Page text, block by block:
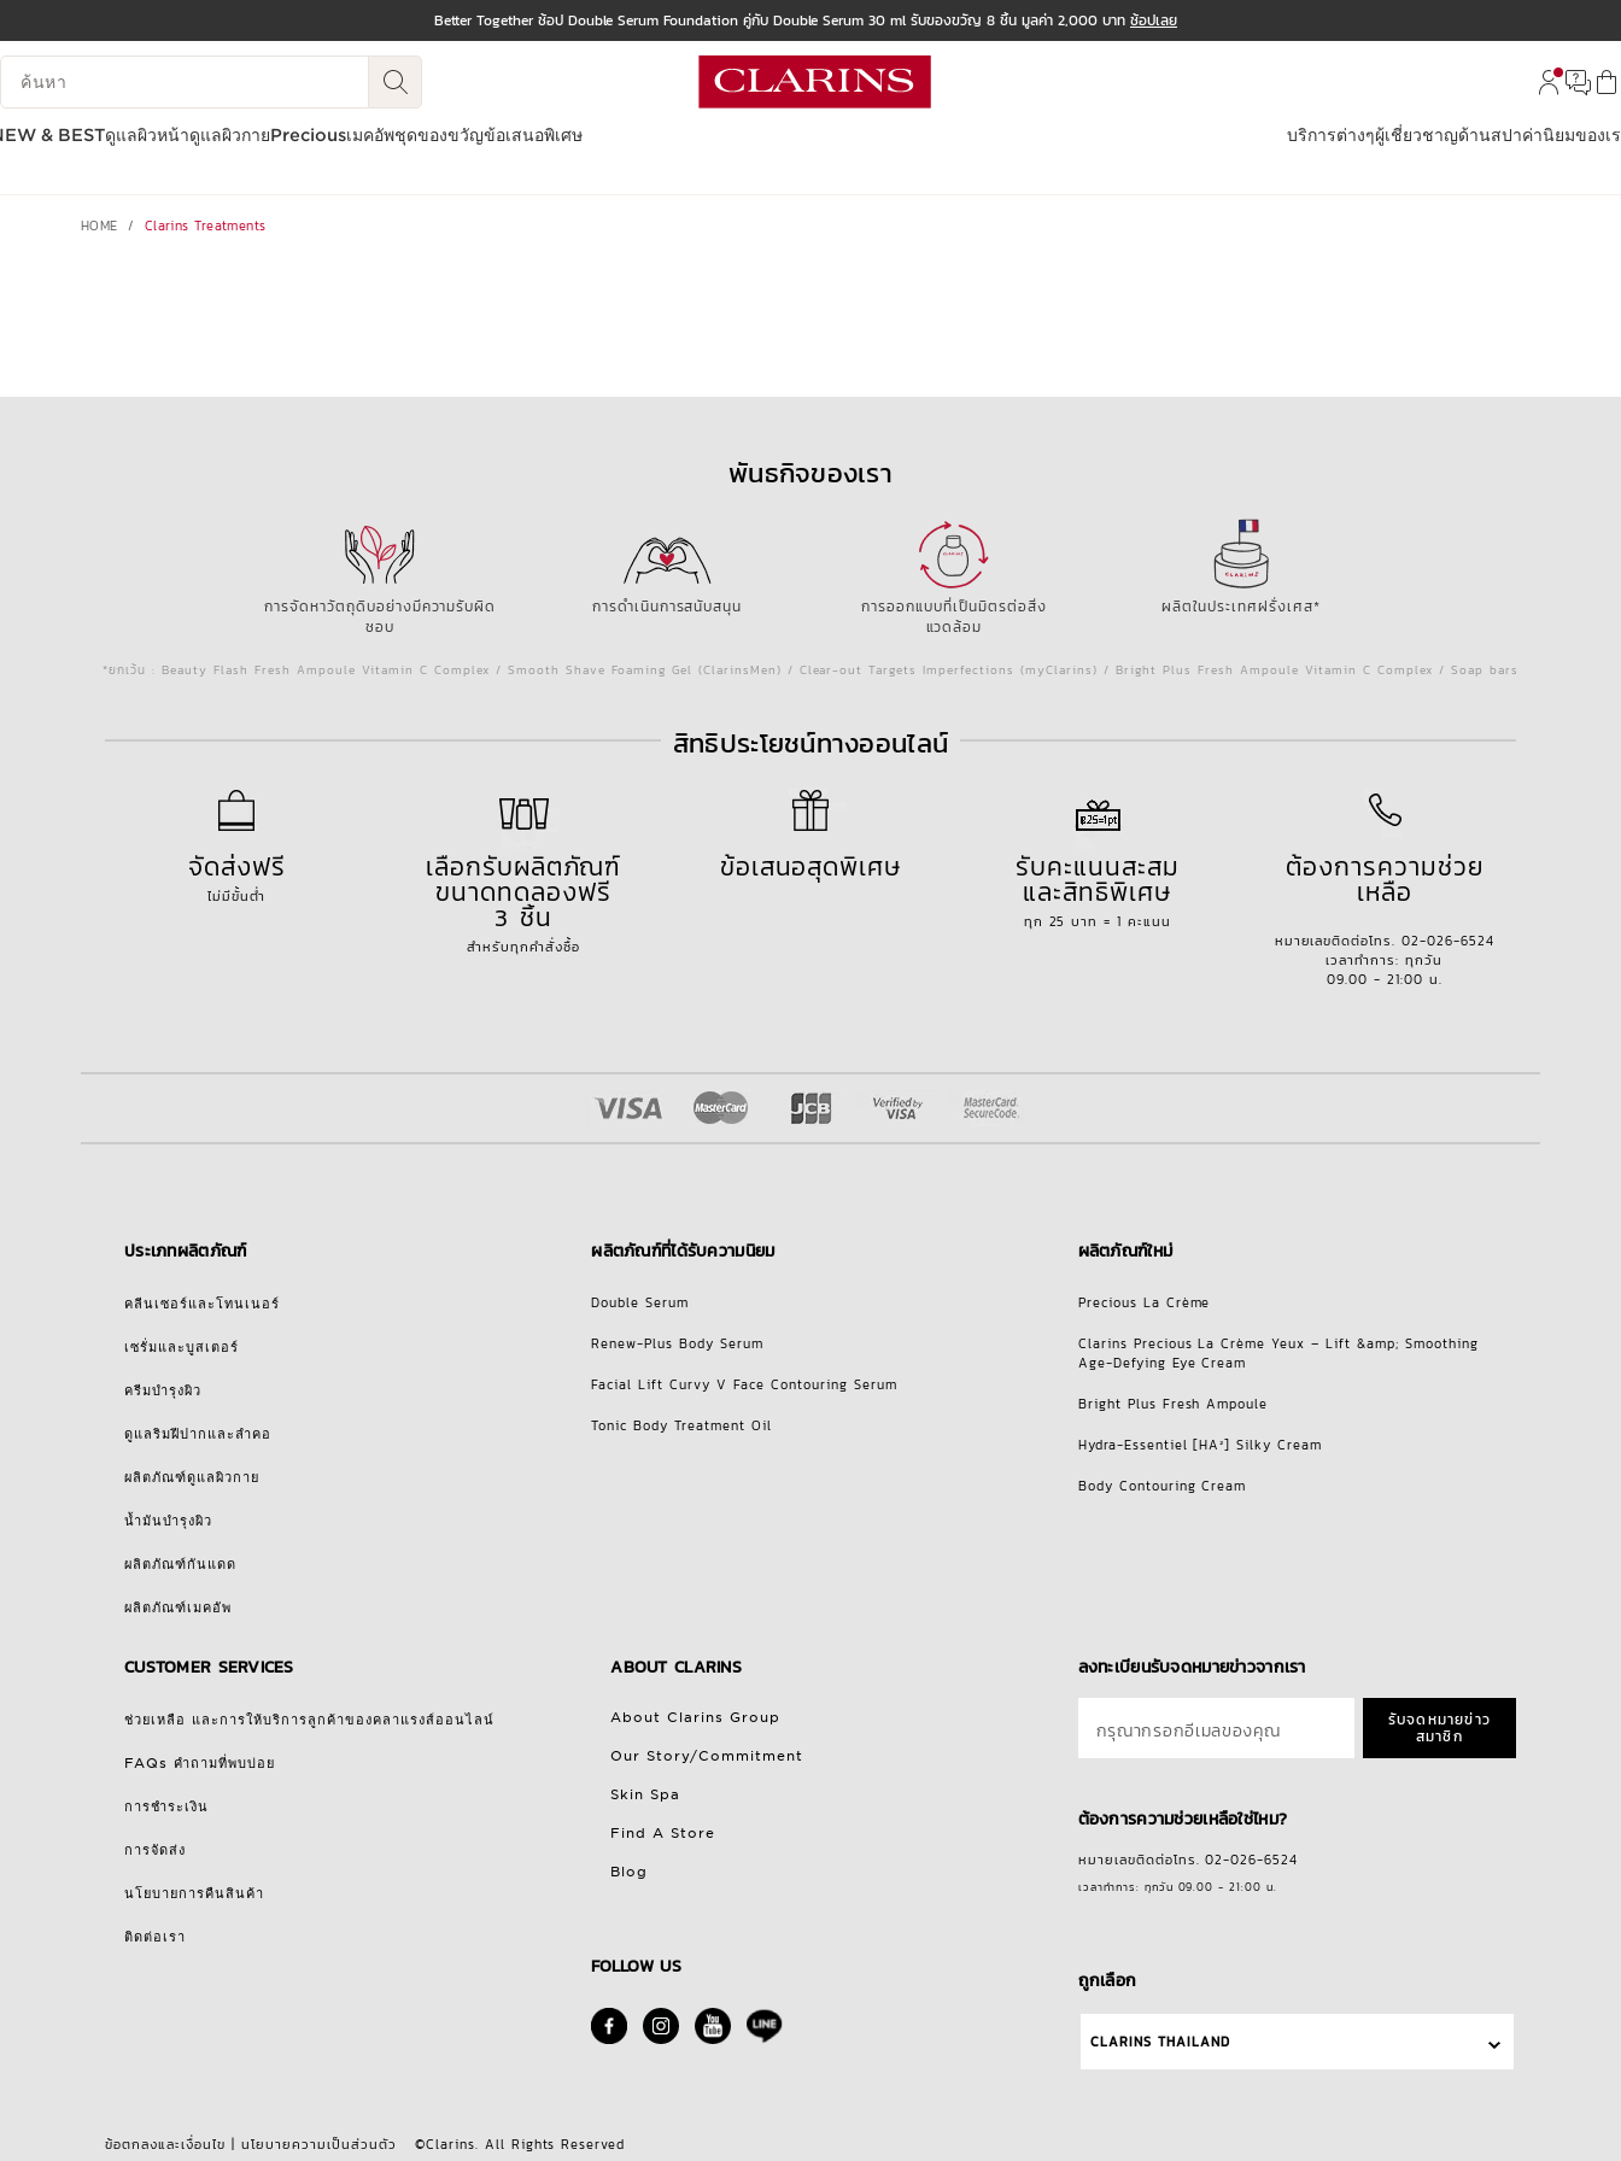
ข้ามไปยังเนื้อหา
Better Together ช้อป Double Serum Foundation คู่กับ Double Serum 30 ml รับของขวัญ 8 ชิ้น มูลค่า 2,000 บาท ช้อปเลย
บันทึกข้อมูลค้นหา
& BESTดูแลผิวหน้าดูแลผิวกายPreciousเมคอัพชุดของขวัญข้อเสนอพิเศษ บริการต่างๆผู้เชี่ยวชาญด้านสปาค่านิยมของเ
HOME Clarins Treatments
พันธกิจของเรา
การจัดหาวัตถุดิบอย่างมีความรับผิด
ชอบ
การดำเนินการสนับสนุน
การออกแบบที่เป็นมิตรต่อสิ่ง
แวดล้อม
ผลิตในประเทศฝรั่งเศส*
*ยกเว้น : Beauty Flash Fresh Ampoule Vitamin C Complex / Smooth Shave Foaming Gel (ClarinsMen) / Clear-out Targets Imperfections (myClarins) / Bright Plus Fresh Ampoule Vitamin C Complex / Soap bars
สิทธิประโยชน์ทางออนไลน์
จัดส่งฟรี
ไม่มีขั้นต่ำ
เลือกรับผลิตภัณฑ์
ขนาดทดลองฟรี
3 ชิ้น
สำหรับทุกคำสั่งซื้อ
ข้อเสนอสุดพิเศษ รับคะแนนสะสม
และสิทธิพิเศษ
ทุก 25 บาท = 1 คะแนน
ต้องการความช่วย
เหลือ
หมายเลขติดต่อโทร. 02-026-6524
เวลาทำการ: ทุกวัน
09.00 - 21:00 น.
ประเภทผลิตภัณฑ์
คลีนเซอร์และโทนเนอร์
เซรั่มและบูสเตอร์
ครีมบำรุงผิว
ดูแลริมฝีปากและลำคอ
ผลิตภัณฑ์ดูแลผิวกาย
น้ำมันบำรุงผิว
ผลิตภัณฑ์กันแดด
ผลิตภัณฑ์เมคอัพ
ผลิตภัณฑ์ที่ได้รับความนิยม
Double Serum
Renew-Plus Body Serum
Facial Lift Curvy V Face Contouring Serum
Tonic Body Treatment Oil
ผลิตภัณฑ์ใหม่
Precious La Crème
Clarins Precious La Crème Yeux – Lift &amp; Smoothing
Age-Defying Eye Cream
Bright Plus Fresh Ampoule
Hydra-Essentiel [HA²] Silky Cream
Body Contouring Cream
CUSTOMER SERVICES
ช่วยเหลือ และการให้บริการลูกค้าของคลาแรงส์ออนไลน์
FAQs คำถามที่พบบ่อย
การชำระเงิน
การจัดส่ง
นโยบายการคืนสินค้า
ติดต่อเรา
ABOUT CLARINS
About Clarins Group
Our Story/Commitment
Skin Spa
Find A Store
Blog
FOLLOW US
ลงทะเบียนรับจดหมายข่าวจากเรา
กรุณากรอกอีเมลของคุณ รับจดหมายข่าว
สมาชิก
ต้องการความช่วยเหลือใช่ไหม?
หมายเลขติดต่อโทร. 02-026-6524
เวลาทำการ: ทุกวัน 09.00 - 21:00 น.
ถูกเลือก
CLARINS THAILAND
ข้อตกลงและเงื่อนไข | นโยบายความเป็นส่วนตัว ©Clarins. All Rights Reserved